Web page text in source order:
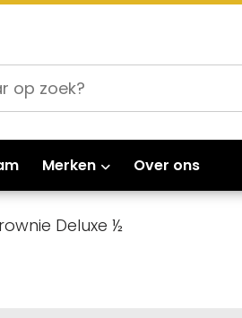
Merken Over ons
Deluxe ½